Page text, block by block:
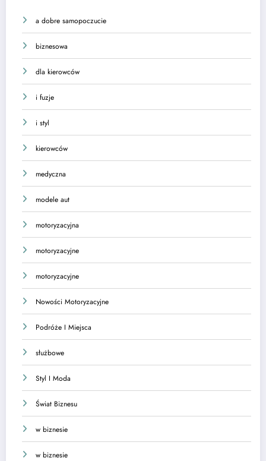
a dobre samopoczucie
biznesowa
dla kierowców
i fuzje
i styl
kierowców
medyczna
modele aut
motoryzacyjna
motoryzacyjne
motoryzacyjne
Nowości Motoryzacyjne
Podróże I Miejsca
służbowe
Styl I Moda
Świat Biznesu
w biznesie
w biznesie